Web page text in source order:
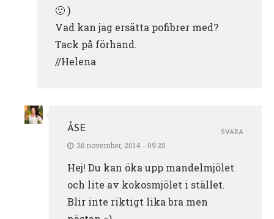
🙂 )
Vad kan jag ersätta pofibrer med?
Tack på förhand.
//Helena
ÅSE
26 november, 2014 - 09:25
Hej! Du kan öka upp mandelmjölet
och lite av kokosmjölet i stället.
Blir inte riktigt lika bra men
SVARA